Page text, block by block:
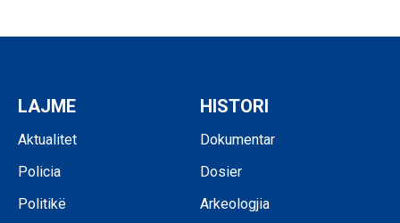
LAJME
Aktualitet
Policia
Politikë
HISTORI
Dokumentar
Dosier
Arkeologjia